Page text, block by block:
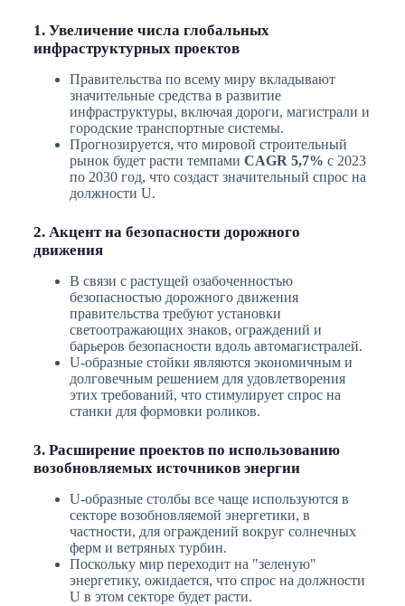
1. Увеличение числа глобальных
инфраструктурных проектов
Правительства по всему миру вкладывают
значительные средства в развитие
инфраструктуры, включая дороги, магистрали и
городские транспортные системы.
Прогнозируется, что мировой строительный
рынок будет расти темпами CAGR 5,7% с 2023
по 2030 год, что создаст значительный спрос на
должности U.
2. Акцент на безопасности дорожного
движения
В связи с растущей озабоченностью
безопасностью дорожного движения
правительства требуют установки
светоотражающих знаков, ограждений и
барьеров безопасности вдоль автомагистралей.
U-образные стойки являются экономичным и
долговечным решением для удовлетворения
этих требований, что стимулирует спрос на
станки для формовки роликов.
3. Расширение проектов по использованию
возобновляемых источников энергии
U-образные столбы все чаще используются в
секторе возобновляемой энергетики, в
частности, для ограждений вокруг солнечных
ферм и ветряных турбин.
Поскольку мир переходит на "зеленую"
энергетику, ожидается, что спрос на должности
U в этом секторе будет расти.